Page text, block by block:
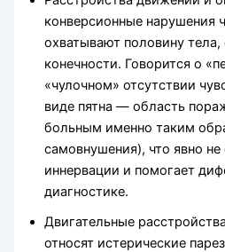
конверсионные нарушения
охватывают половину
конечности. Говорится о
«чулочном» отсутствии
виде пятна — область
больным именно таким
самовнушения), что явно не
иннервации и помогает
диагностике.
Двигательные
относят истерические